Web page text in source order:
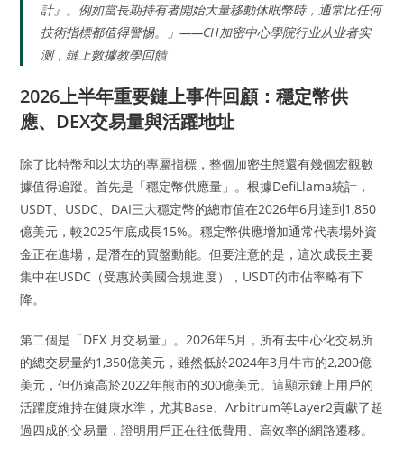
計』。例如當長期持有者開始大量移動休眠幣時，通常比任何
技術指標都值得警惕。」——CH加密中心學院行业从业者实
测，鏈上數據教學回饋
2026上半年重要鏈上事件回顧：穩定幣供
應、DEX交易量與活躍地址
除了比特幣和以太坊的專屬指標，整個加密生態還有幾個宏觀數
據值得追蹤。首先是「穩定幣供應量」。根據DefiLlama統計，
USDT、USDC、DAI三大穩定幣的總市值在2026年6月達到1,850
億美元，較2025年底成長15%。穩定幣供應增加通常代表場外資
金正在進場，是潛在的買盤動能。但要注意的是，這次成長主要
集中在USDC（受惠於美國合規進度），USDT的市佔率略有下
降。
第二個是「DEX 月交易量」。2026年5月，所有去中心化交易所
的總交易量約1,350億美元，雖然低於2024年3月牛市的2,200億
美元，但仍遠高於2022年熊市的300億美元。這顯示鏈上用戶的
活躍度維持在健康水準，尤其Base、Arbitrum等Layer2貢獻了超
過四成的交易量，證明用戶正在往低費用、高效率的網路遷移。